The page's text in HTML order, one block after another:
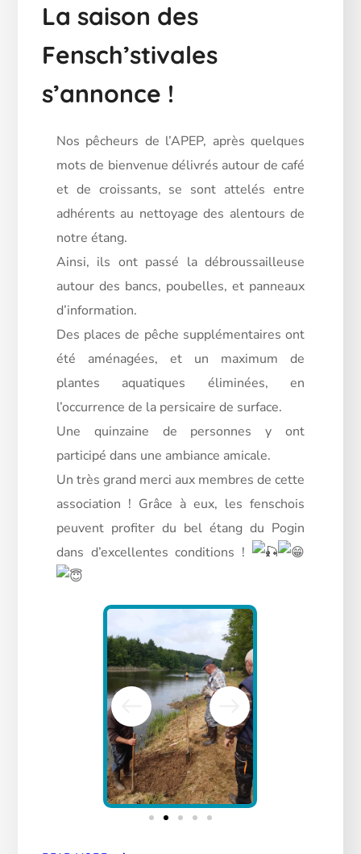
La saison des
Fensch’stivales
s’annonce !
Nos pêcheurs de l’APEP, après quelques
mots de bienvenue délivrés autour de café
et de croissants, se sont attelés entre
adhérents au nettoyage des alentours de
notre étang.
Ainsi, ils ont passé la débroussailleuse
autour des bancs, poubelles, et panneaux
d’information.
Des places de pêche supplémentaires ont
été aménagées, et un maximum de
plantes aquatiques éliminées, en
l’occurrence de la persicaire de surface.
Une quinzaine de personnes y ont
participé dans une ambiance amicale.
Un très grand merci aux membres de cette
association ! Grâce à eux, les fenschois
peuvent profiter du bel étang du Pogin
dans d’excellentes conditions !